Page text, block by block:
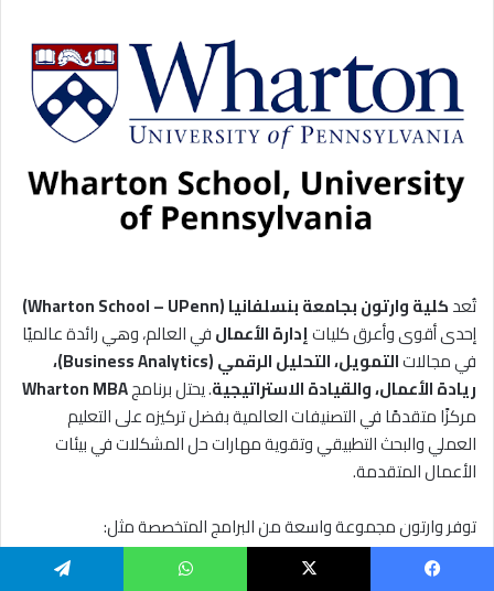
تُعدكلية وارتون بجامعة بنسلفانيا (Wharton School – UPenn)
إحدى أقوى وأعرق كلياتإدارة الأعمالفي العالم، وهي رائدة عالميًا
في مجالات
التمويل، التحليل الرقمي (Business Analytics)،
ريادة الأعمال، والقيادة الاستراتيجية. يحتل برنامجWharton MBA
مركزًا متقدمًا في التصنيفات العالمية بفضل تركيزه على التعليم
العملي والبحث التطبيقي وتقوية مهارات حل المشكلات في بيئات
الأعمال المتقدمة.
توفر وارتون مجموعة واسعة من البرامج المتخصصة مثل:
MBA